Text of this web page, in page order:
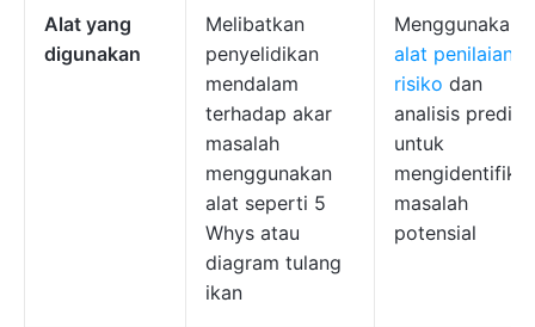
Alat yang
digunakan
Melibatkan
penyelidikan
mendalam
terhadap akar
masalah
menggunakan
alat seperti 5
Whys atau
diagram tulang
ikan
Menggunakan
alat penilaian
risiko dan
analisis
untuk
masalah
potensial